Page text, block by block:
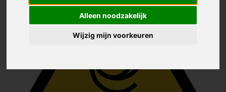
Alleen noodzakelijk
Wijzig mijn voorkeuren